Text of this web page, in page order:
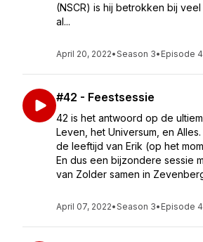
(NSCR) is hij betrokken bij
al...
April 20, 2022•Season 3• Episode
#42 - Feestsessie
42 is het antwoord op de
Leven, het Universum, en
de leeftijd van Erik (op het
En dus een bijzondere sessie
van Zolder samen in
April 07, 2022•Season 3• Episode